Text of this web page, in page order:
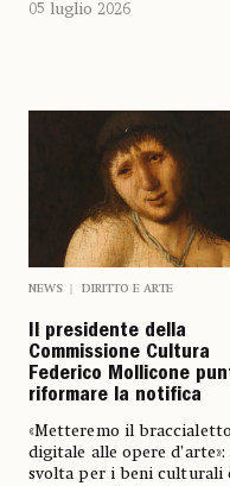
05 luglio 2026
NEWS DIRITTO E ARTE
Il presidente della
Commissione Cultura
Federico Mollicone
riformare la notifica
«Metteremo il braccialetto
digitale alle opere d’arte»:
svolta per i beni culturali